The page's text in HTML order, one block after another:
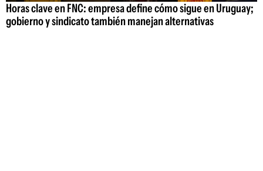
Horas clave en FNC: empresa define cómo sigue en Uruguay;
gobierno y sindicato también manejan alternativas